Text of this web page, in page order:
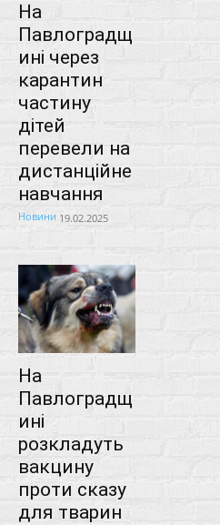
На
Павлоградщ
ині через
карантин
частину
дітей
перевели на
дистанційне
навчання
Новини 19.02.2025
На
Павлоградщ
ині
розкладуть
вакцину
проти сказу
для тварин